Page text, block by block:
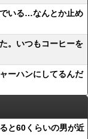
いる…なんとか止め
。いつもコーヒーを
ーハンにしてるんだ
と60くらいの男が近